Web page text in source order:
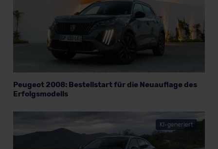
Datenschutzklauseln können Sie über den Kontakt zu
unserem Datenschutzbeauftragten unter
datenschutz@meinauto.de anfordern.
Datenschutzerklärung
Peugeot 2008: Bestellstart für die Neuauflage des
Erfolgsmodells
KI-generiert